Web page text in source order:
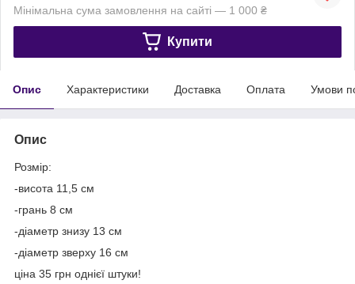
Мінімальна сума замовлення на сайті — 1 000 ₴
Купити
Опис Характеристики Доставка Оплата Умови
Опис
Розмір:
-висота 11,5 см
-грань 8 см
-діаметр знизу 13 см
-діаметр зверху 16 см
ціна 35 грн однієї штуки!